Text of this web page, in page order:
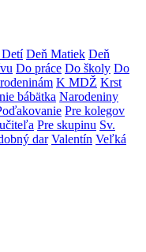
Deň Matiek Deň
Do práce Do školy Do
K MDŽ Krst
bábätka Narodeniny
Pre kolegov
Pre skupinu Sv.
dar Valentín Veľká